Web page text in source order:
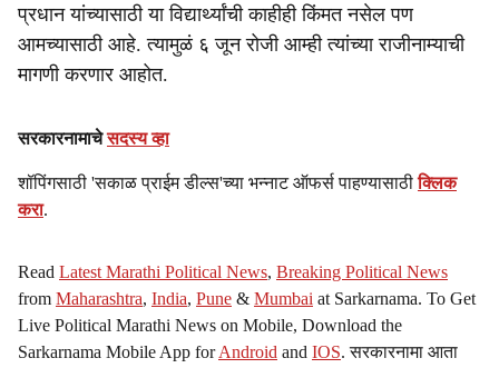
प्रधान यांच्यासाठी या विद्यार्थ्यांची काहीही किंमत नसेल पण
आमच्यासाठी आहे. त्यामुळं ६ जून रोजी आम्ही त्यांच्या राजीनाम्याची
मागणी करणार आहोत.
सरकारनामाचेसदस्य व्हा
शॉपिंगसाठी 'सकाळ प्राईम डील्स'च्या भन्नाट ऑफर्स पाहण्यासाठीक्लिक
करा.
Read Latest Marathi Political News, Breaking Political News
from Maharashtra, India, Pune & Mumbai at Sarkarnama. To Get
Live Political Marathi News on Mobile, Download the
Sarkarnama Mobile App forAndroid and IOS. सरकारनामा आता